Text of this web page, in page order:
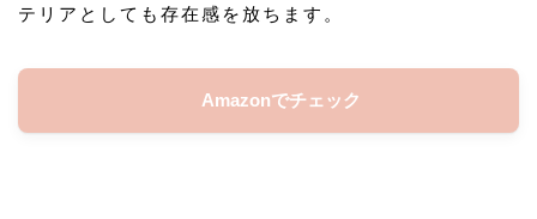
テリアとしても存在感を放ちます。
Amazonでチェック